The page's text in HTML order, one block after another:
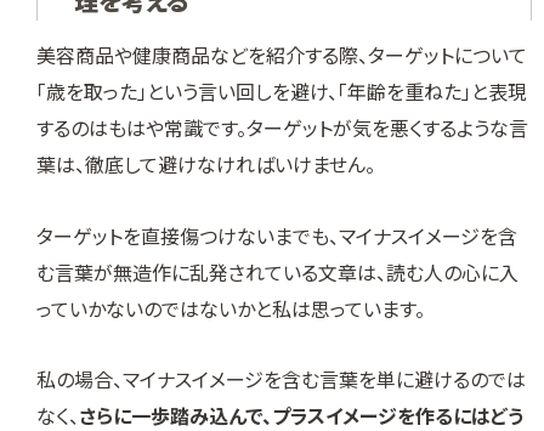
美容商品や健康商品などを紹介する際、ターゲットについて
「歳を取った」という言い回しを避け、「年齢を重ねた」と表現
するのはもはや常識です。ターゲットが気を悪くするような言
葉は、徹底して避けなければいけません。
ターゲットを直接傷つけないまでも、マイナスイメージを含
む言葉が無造作に乱発されている文章は、読む人の心に入
っていかないのではないかと私は思っています。
私の場合、マイナスイメージを含む言葉を単に避けるのでは
なく、さらに一歩踏み込んで、プラスイメージを作るにはどう